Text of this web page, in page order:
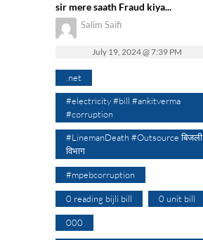
sir mere saath Fraud kiya...
Salim Saifi
July 19, 2024 @ 7:39 PM
.net
#electricity #bill #ankitverma
#corruption
#LinemanDeath #Outsource बिजली
विभाग
#mpebcorruption
0 reading bijli bill 0 unit bill
000